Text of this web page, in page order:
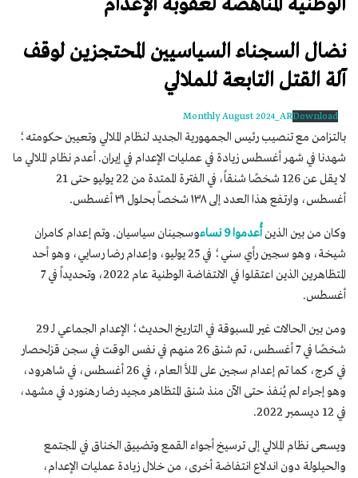
الوطنية المناهضة لعقوبة الإعدام
نضال السجناء السياسيين المحتجزين لوقف
آلة القتل التابعة للملالي
Monthly August 2024_ARDownload
بالتزامن مع تنصيب رئيس الجمهورية الجديد لنظام الملالي وتعيين حكومته؛
شهدنا في شهر أغسطس زيادة في عمليات الإعدام في إيران. أعدم نظام الملالي ما
لا يقل عن 126 شخصًا شنقاً، في الفترة الممتدة من 22 يوليو حتى 21
أغسطس، وارتفع هذا العدد إلى ١٣٨ شخصاً بحلول ٣١ أغسطس.
وكان من بين الذينأُعدموا 9 نساء
وسجينان سياسيان. وتم إعدام كامران
شيخة، وهو سجين رأي سني؛ في 25 يوليو، وإعدام رضا رسایي، وهو أحد
المتظاهرين الذين اعتقلوا في الانتفاضة الوطنية عام 2022، وتحديداً في 7
أغسطس.
ومن بين الحالات غير المسبوقة في التاريخ الحديث؛ الإعدام الجماعي لـ 29
شخصًا في 7 أغسطس، تم شنق 26 منهم في نفس الوقت في سجن قزلحصار
في كرج، كما تم إعدام سجين على الملأ العام، في 26 أغسطس، في شاهرود،
وهو إجراء لم يُنفذ حتى الآن منذ شنق المتظاهر مجيد رضا رهنورد في مشهد،
في 12 ديسمبر 2022.
ويسعى نظام الملالي إلى ترسيخ أجواء القمع وتضييق الخناق في المجتمع
والحيلولة دون اندلاع انتفاضة أخرى، من خلال زيادة عمليات الإعدام،